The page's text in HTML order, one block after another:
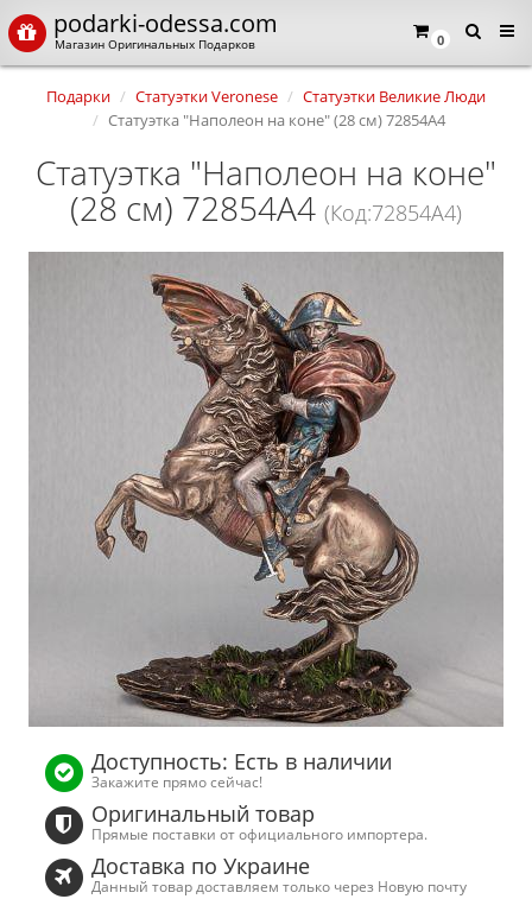
0
podarki-odessa.com
Магазин Оригинальных Подарков
Подарки Статуэтки Veronese
Статуэтки Великие Люди
Статуэтка "Наполеон на коне" (28 см) 72854A4
Статуэтка "Наполеон на коне"
(28 см) 72854A4 (Код:72854A4)
Доступность: Есть в наличии
Закажите прямо сейчас!
Оригинальный товар
Прямые поставки от официального импортера.
Доставка по Украине
Данный товар доставляем только через Новую почту